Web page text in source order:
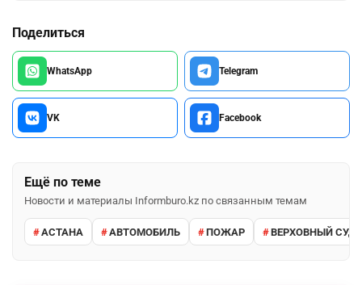
Поделиться
WhatsApp Telegram
VK Facebook
Ещё по теме
Новости и материалы Informburo.kz по связанным темам
АСТАНА АВТОМОБИЛЬ ПОЖАР ВЕРХОВНЫЙ СУД